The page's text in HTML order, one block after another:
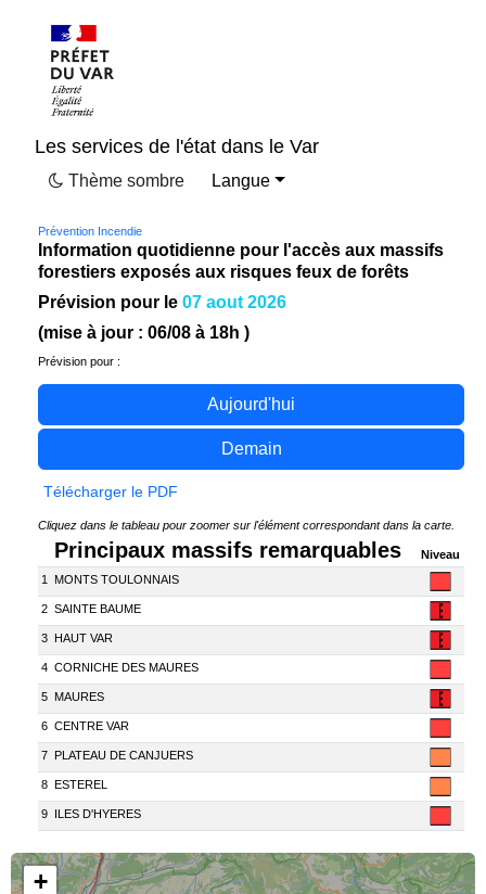
Les services de l'état dans le Var
Thème sombre Langue
Prévention Incendie
Information quotidienne pour l'accès aux massifs
forestiers exposés aux risques feux de forêts
Prévision pour le 07 aout 2026
(mise à jour : 06/08 à 18h )
Prévision pour :
Aujourd'hui
Demain
Télécharger le PDF
Cliquez dans le tableau pour zoomer sur l'élément correspondant dans la carte.
Principaux massifs remarquables
Niveau
1
MONTS TOULONNAIS
2 SAINTE BAUME
3 HAUT VAR
4 CORNICHE DES MAURES
5 MAURES
6 CENTRE VAR
7 PLATEAU DE CANJUERS
8 ESTEREL
9 ILES D'HYERES
Chargement des données en cours...
+